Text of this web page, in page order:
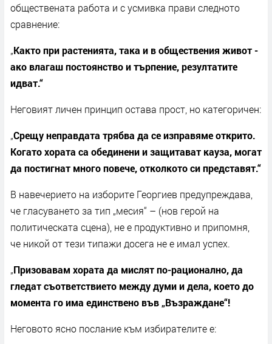
обществената работа и с усмивка прави следното
сравнение:
„Както при растенията, така и в обществения живот -
ако влагаш постоянство и търпение, резултатите
идват.“
Неговият личен принцип остава прост, но категоричен:
„Срещу неправдата трябва да се изправяме открито.
Когато хората са обединени и защитават кауза, могат
да постигнат много повече, отколкото си представят.“
В навечерието на изборите Георгиев предупреждава,
че гласуването за тип „месия“ – (нов герой на
политическата сцена), не е продуктивно и припомня,
че никой от тези типажи досега не е имал успех.
„Призовавам хората да мислят по-рационално, да
гледат съответствието между думи и дела, което до
момента го има единствено във „Възраждане“!
Неговото ясно послание към избирателите е: